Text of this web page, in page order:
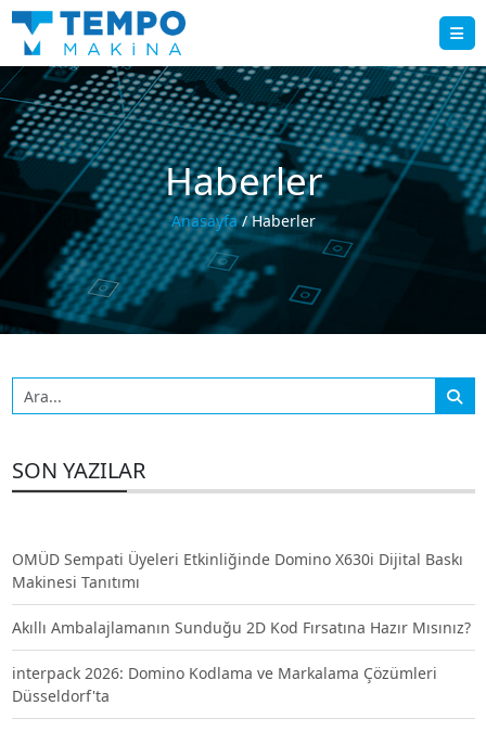
Haberler
Anasayfa/ Haberler
SON YAZILAR
OMÜD Sempati Üyeleri Etkinliğinde Domino X630i Dijital Baskı
Makinesi Tanıtımı
Akıllı Ambalajlamanın Sunduğu 2D Kod Fırsatına Hazır Mısınız?
interpack 2026: Domino Kodlama ve Markalama Çözümleri
Düsseldorf'ta